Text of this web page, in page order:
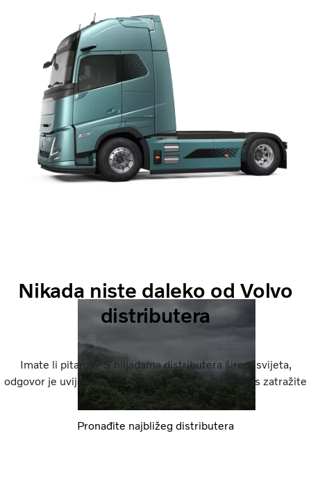
Nikada niste daleko od Volvo
distributera
Imate li pitanje? S hiljadama distributera širom svijeta,
odgovor je uvijek blizu. Svratite, nazovite nas ili nas zatražite
da dođemo vama.
Pronađite najbližeg distributera